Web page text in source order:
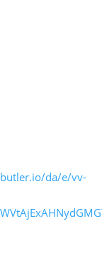
da/e/vv-